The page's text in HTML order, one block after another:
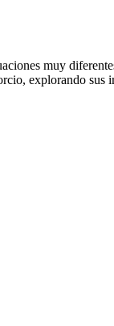
muy
explorando sus